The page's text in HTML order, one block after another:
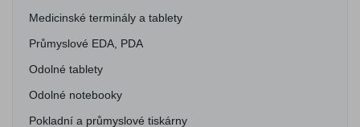
Medicinské terminály a tablety
Průmyslové EDA, PDA
Odolné tablety
Odolné notebooky
Pokladní a průmyslové tiskárny